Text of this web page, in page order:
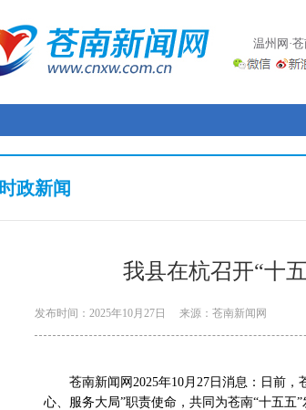
温州网·
时政新闻
我县在杭召开“十
发布时间：2025年10月27日 来源：苍南新闻网
苍南新闻网2025年10月27日消息：日前，
心、服务大局”职责使命，共同为苍南“十五五”